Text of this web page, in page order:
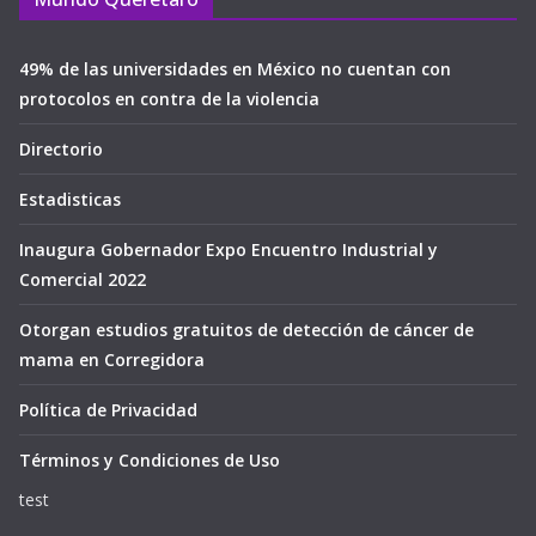
49% de las universidades en México no cuentan con
protocolos en contra de la violencia
Directorio
Estadisticas
Inaugura Gobernador Expo Encuentro Industrial y
Comercial 2022
Otorgan estudios gratuitos de detección de cáncer de
mama en Corregidora
Política de Privacidad
Términos y Condiciones de Uso
test